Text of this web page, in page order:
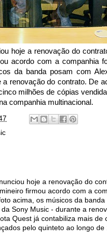
hoje a renovação do
acordo com a companhia
da banda posam com
renovação do contrato. De
milhões de cópias
companhia multinacional.
hoje a renovação do
firmou acordo com a
acima, os músicos da
Sony Music - durante a
Quest já contabiliza mais de
pelo quinteto ao longo